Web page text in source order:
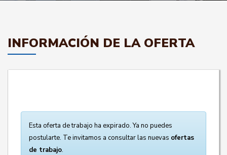
INFORMACIÓN DE LA OFERTA
Esta oferta de trabajo ha expirado. Ya no puedes
postularte. Te invitamos a consultar las nuevas ofertas
de trabajo.